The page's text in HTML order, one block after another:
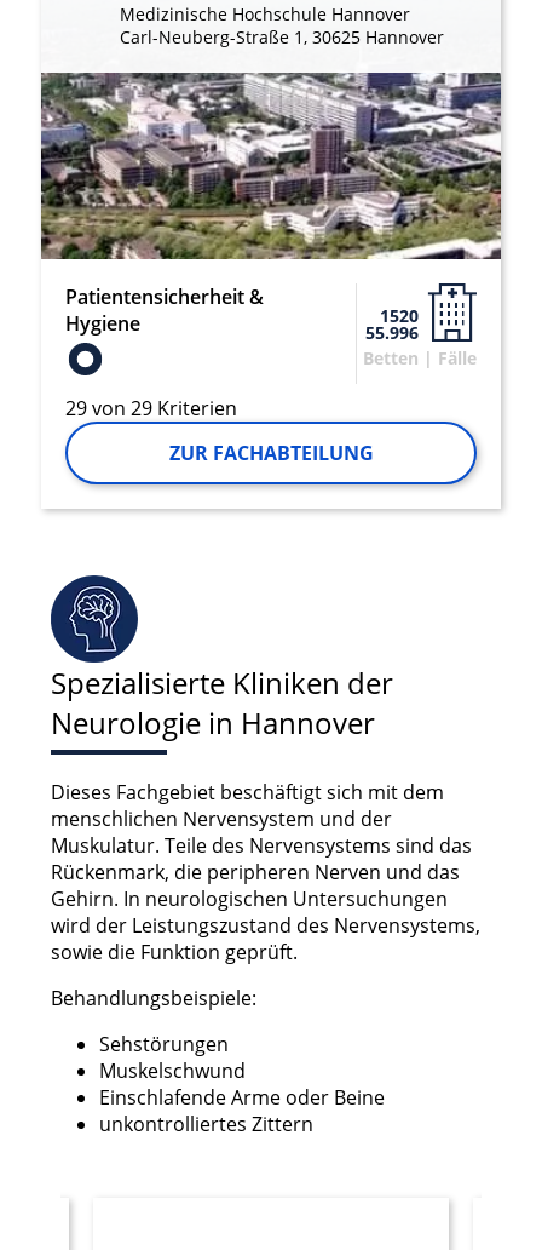
Medizinische Hochschule Hannover
Carl-Neuberg-Straße 1, 30625 Hannover
Patientensicherheit &
Hygiene
29 von 29 Kriterien
1520
55.996
Betten | Fälle
ZUR FACHABTEILUNG
Spezialisierte Kliniken der
Neurologie in Hannover
Dieses Fachgebiet beschäftigt sich mit dem
menschlichen Nervensystem und der
Muskulatur. Teile des Nervensystems sind das
Rückenmark, die peripheren Nerven und das
Gehirn. In neurologischen Untersuchungen
wird der Leistungszustand des Nervensystems,
sowie die Funktion geprüft.
Behandlungsbeispiele:
Sehstörungen
Muskelschwund
Einschlafende Arme oder Beine
unkontrolliertes Zittern